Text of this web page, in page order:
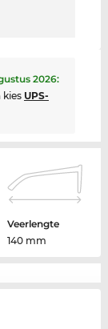
2026:
UPS-
Veerlengte
140 mm